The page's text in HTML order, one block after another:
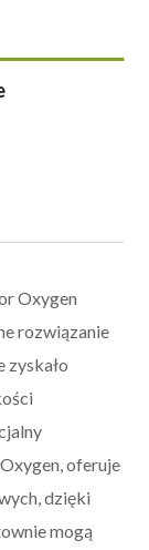
Oxygen
rozwiązanie
zyskało
oferuje
dzięki
mogą